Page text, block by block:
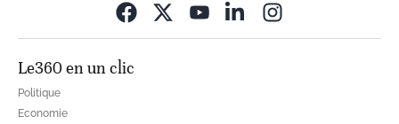
Le360 en un clic
Politique
Economie